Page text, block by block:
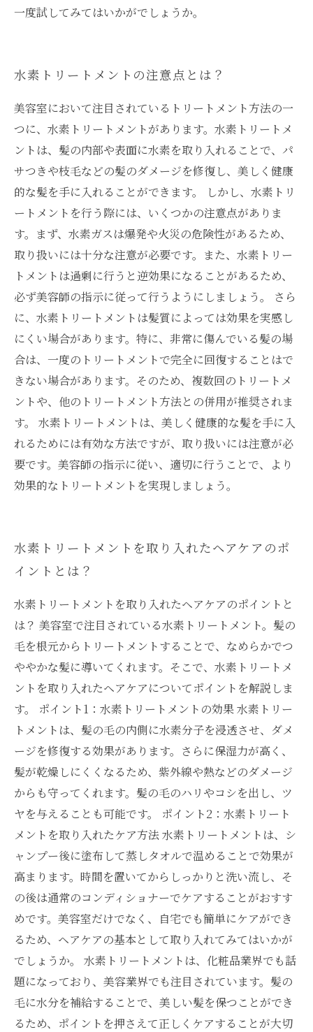
一度試してみてはいかがでしょうか。
水素トリートメントの注意点とは？
美容室において注目されているトリートメント方法の一
つに、水素トリートメントがあります。水素トリートメ
ントは、髪の内部や表面に水素を取り入れることで、パ
サつきや枝毛などの髪のダメージを修復し、美しく健康
的な髪を手に入れることができます。 しかし、水素トリ
ートメントを行う際には、いくつかの注意点がありま
す。まず、水素ガスは爆発や火災の危険性があるため、
取り扱いには十分な注意が必要です。また、水素トリー
トメントは過剰に行うと逆効果になることがあるため、
必ず美容師の指示に従って行うようにしましょう。 さら
に、水素トリートメントは髪質によっては効果を実感し
にくい場合があります。特に、非常に傷んでいる髪の場
合は、一度のトリートメントで完全に回復することはで
きない場合があります。そのため、複数回のトリートメ
ントや、他のトリートメント方法との併用が推奨されま
す。 水素トリートメントは、美しく健康的な髪を手に入
れるためには有効な方法ですが、取り扱いには注意が必
要です。美容師の指示に従い、適切に行うことで、より
効果的なトリートメントを実現しましょう。
水素トリートメントを取り入れたヘアケアのポ
イントとは？
水素トリートメントを取り入れたヘアケアのポイントと
は？ 美容室で注目されている水素トリートメント。髪の
毛を根元からトリートメントすることで、なめらかでつ
ややかな髪に導いてくれます。そこで、水素トリートメ
ントを取り入れたヘアケアについてポイントを解説しま
す。 ポイント1：水素トリートメントの効果 水素トリー
トメントは、髪の毛の内側に水素分子を浸透させ、ダメ
ージを修復する効果があります。さらに保湿力が高く、
髪が乾燥しにくくなるため、紫外線や熱などのダメージ
からも守ってくれます。髪の毛のハリやコシを出し、ツ
ヤを与えることも可能です。 ポイント2：水素トリート
メントを取り入れたケア方法 水素トリートメントは、シ
ャンプー後に塗布して蒸しタオルで温めることで効果が
高まります。時間を置いてからしっかりと洗い流し、そ
の後は通常のコンディショナーでケアすることがおすす
めです。美容室だけでなく、自宅でも簡単にケアができ
るため、ヘアケアの基本として取り入れてみてはいかが
でしょうか。 水素トリートメントは、化粧品業界でも話
題になっており、美容業界でも注目されています。髪の
毛に水分を補給することで、美しい髪を保つことができ
るため、ポイントを押さえて正しくケアすることが大切